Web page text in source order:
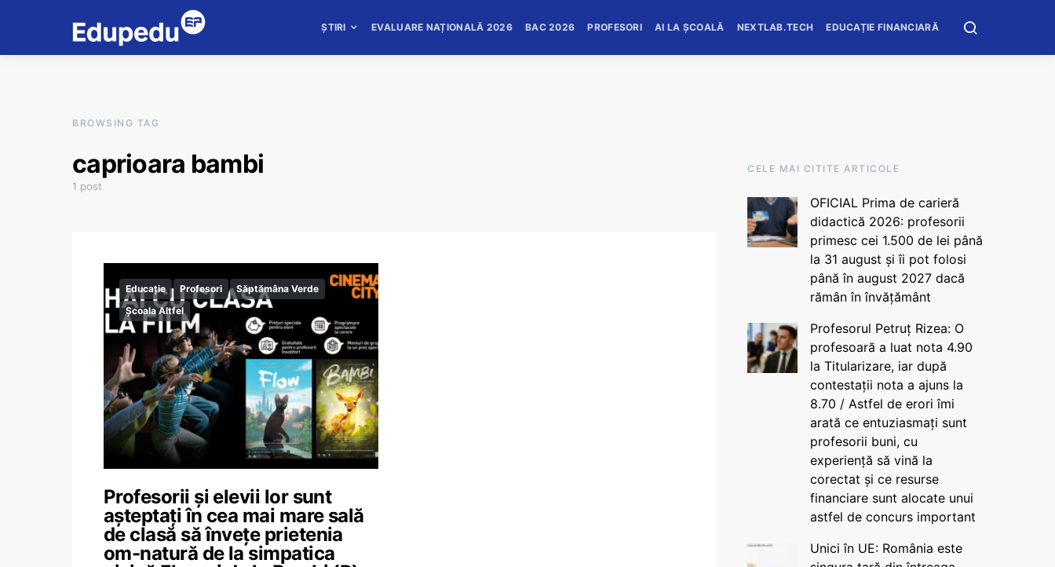
ȘTIRI EVALUARE NAȚIONALĂ 2026 BAC 2026 PROFESORI AI LA ȘCOALĂ NEXTLAB.TECH EDUCAȚIE FINANCIARĂ
BROWSING TAG
caprioara bambi
1 post
Educație Profesori
Săptămâna Verde
Școala Altfel
Profesorii și elevii lor sunt
așteptați în cea mai mare sală
de clasă să învețe prietenia
om-natură de la simpatica
CELE MAI CITITE ARTICOLE
OFICIAL Prima de carieră
didactică 2026: profesorii
primesc cei 1.500 de lei până
la 31 august și îi pot folosi
până în august 2027 dacă
rămân în învățământ
Profesorul Petruț Rizea: O
profesoară a luat nota 4.90
la Titularizare, iar după
contestații nota a ajuns la
8.70 / Astfel de erori îmi
arată ce entuziasmați sunt
profesorii buni, cu
experiență să vină la
corectat și ce resurse
financiare sunt alocate unui
astfel de concurs important
Unici în UE: România este